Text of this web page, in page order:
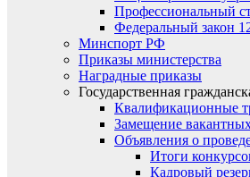
Профессиональный
Федеральный закон
Минспорт РФ
Приказы министерства
Наградные приказы
Государственная
Квалификационные
Замещение
Объявления о
Итоги
Кадровый